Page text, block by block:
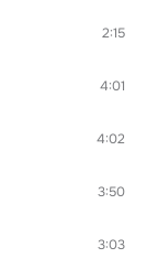
2:15
4:01
4:02
3:50
3:03